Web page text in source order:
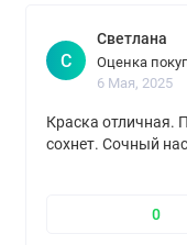
С
Светлана
Оценка
6 Мая, 2025
Краска отличная.
сохнет. Сочный
0